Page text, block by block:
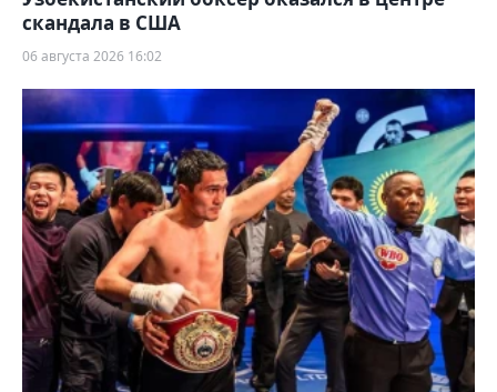
скандала в США
06 августа 2026 16:02